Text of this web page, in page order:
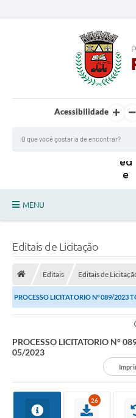
Acessibilidade
MENU
Contratos
Lei Paulo Gustavo
Editais de Licitação
Editais Editais de
PROCESSO LICITATORIO N° 089/2023
PROCESSO LICITATORIO N°
05/2023
26